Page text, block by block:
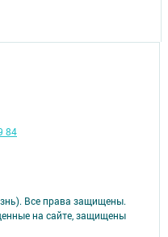
Все права защищены.
на сайте, защищены
84